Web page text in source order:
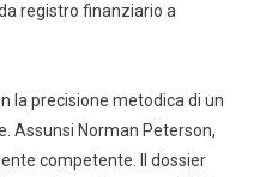
registro finanziario a
la precisione metodica di un
Assunsi Norman Peterson,
competente. Il dossier